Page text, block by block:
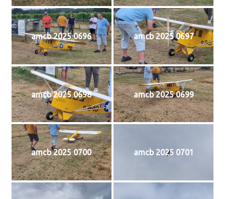
amcb 2025 0696 amcb 2025 0697
amcb 2025 0698 amcb 2025 0699
amcb 2025 0700 amcb 2025 0701